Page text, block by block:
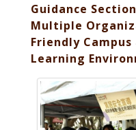
Guidance
Multiple
Friendly
Learning